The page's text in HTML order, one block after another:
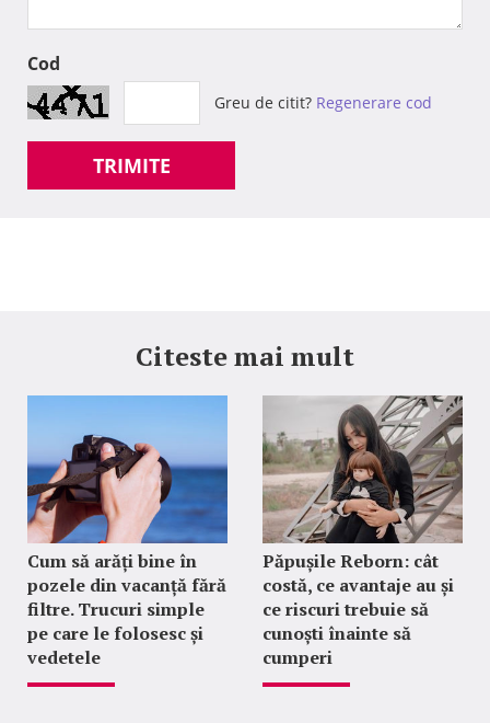
Cod
Greu de citit? Regenerare cod
TRIMITE
Citeste mai mult
Cum să arăți bine în
pozele din vacanță fără
filtre. Trucuri simple
pe care le folosesc și
vedetele
Păpușile Reborn: cât
costă, ce avantaje au și
ce riscuri trebuie să
cunoști înainte să
cumperi